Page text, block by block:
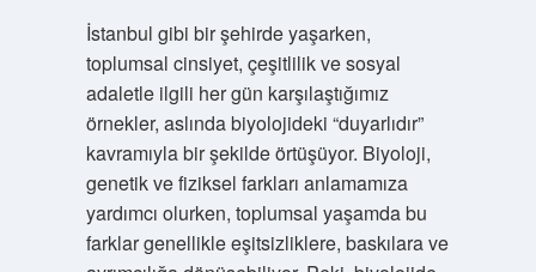
İstanbul gibi bir şehirde yaşarken,
toplumsal cinsiyet, çeşitlilik ve sosyal
adaletle ilgili her gün karşılaştığımız
örnekler, aslında biyolojideki “duyarlıdır”
kavramıyla bir şekilde örtüşüyor. Biyoloji,
genetik ve fiziksel farkları anlamamıza
yardımcı olurken, toplumsal yaşamda bu
farklar genellikle eşitsizliklere, baskılara ve